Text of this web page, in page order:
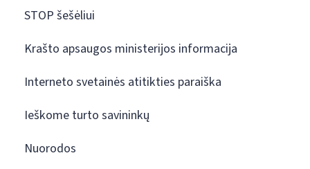
STOP šešėliui
Krašto apsaugos ministerijos informacija
Interneto svetainės atitikties paraiška
Ieškome turto savininkų
Nuorodos